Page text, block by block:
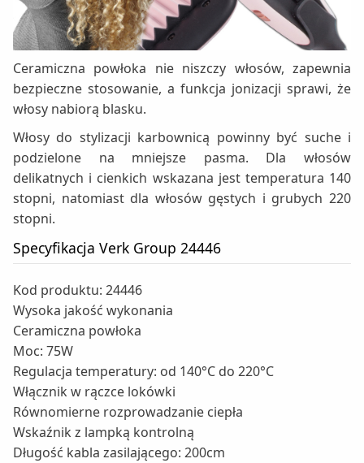
Ceramiczna powłoka nie niszczy włosów, zapewnia
bezpieczne stosowanie, a funkcja jonizacji sprawi, że
włosy nabiorą blasku.
Włosy do stylizacji karbownicą powinny być suche i
podzielone na mniejsze pasma. Dla włosów
delikatnych i cienkich wskazana jest temperatura 140
stopni, natomiast dla włosów gęstych i grubych 220
stopni.
Specyfikacja Verk Group 24446
Kod produktu: 24446
Wysoka jakość wykonania
Ceramiczna powłoka
Moc: 75W
Regulacja temperatury: od 140°C do 220°C
Włącznik w rączce lokówki
Równomierne rozprowadzanie ciepła
Wskaźnik z lampką kontrolną
Długość kabla zasilającego: 200cm